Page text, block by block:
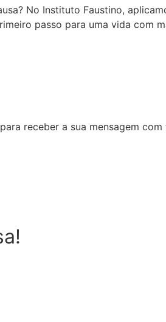
No Instituto Faustino,
passo para uma vida com
receber a sua mensagem